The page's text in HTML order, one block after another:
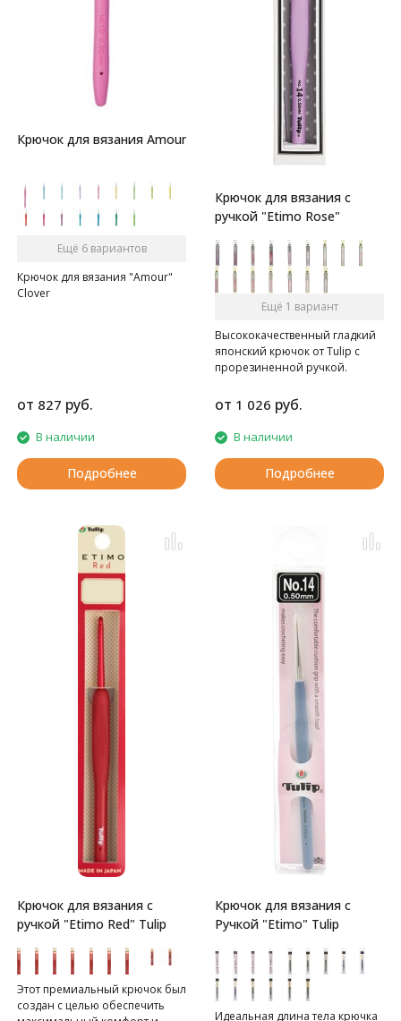
Крючок для вязания Amour
Ещё 6 вариантов
Крючок для вязания "Amour"
Clover
от 827 руб.
В наличии
Подробнее
Крючок для вязания с
ручкой "Etimo Rose"
Ещё 1 вариант
Высококачественный гладкий
японский крючок от Tulip c
прорезиненной ручкой.
от 1 026 руб.
В наличии
Подробнее
Крючок для вязания с
ручкой "Etimo Red" Tulip
Этот премиальный крючок был
создан с целью обеспечить
Крючок для вязания с
Ручкой "Etimo" Tulip
Идеальная длина тела крючка